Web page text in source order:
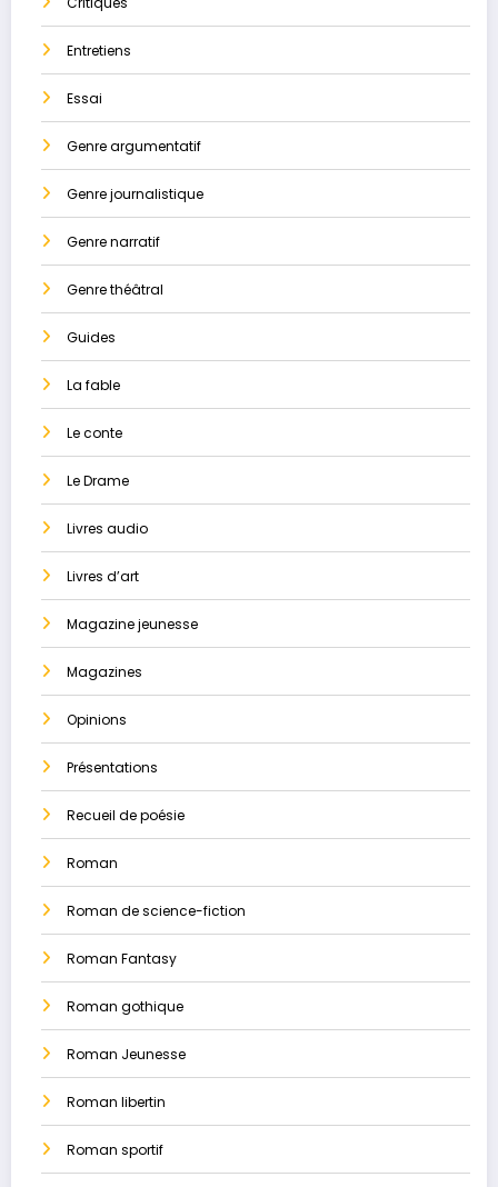
Entretiens
Essai
Genre argumentatif
Genre journalistique
Genre narratif
Genre théâtral
Guides
La ​fable
Le conte
Le Drame
Livres audio
Livres d’art
Magazine jeunesse
Magazines
Opinions
Présentations
Recueil de poésie
Roman
Roman de science-fiction
Roman Fantasy
Roman gothique
Roman Jeunesse
Roman libertin
Roman sportif